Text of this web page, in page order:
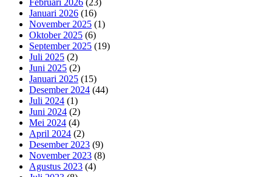
Februari 2026 (23)
Januari 2026 (16)
November 2025 (1)
Oktober 2025 (6)
September 2025 (19)
Juli 2025 (2)
Juni 2025 (2)
Januari 2025 (15)
Desember 2024 (44)
Juli 2024 (1)
Juni 2024 (2)
Mei 2024 (4)
April 2024 (2)
Desember 2023 (9)
November 2023 (8)
Agustus 2023 (4)